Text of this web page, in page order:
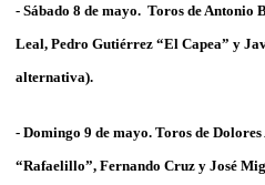
- Sábado 8 de mayo. Toros de Antonio
Leal, Pedro Gutiérrez “El Capea” y
alternativa).
- Domingo 9 de mayo. Toros de
“Rafaelillo”, Fernando Cruz y José